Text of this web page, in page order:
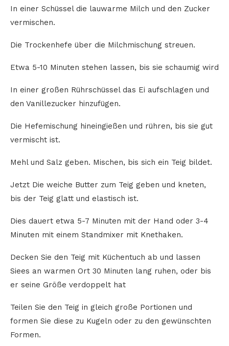
In einer Schüssel die lauwarme Milch und den Zucker
vermischen.
Die Trockenhefe über die Milchmischung streuen.
Etwa 5-10 Minuten stehen lassen, bis sie schaumig wird
In einer großen Rührschüssel das Ei aufschlagen und
den Vanillezucker hinzufügen.
Die Hefemischung hineingießen und rühren, bis sie gut
vermischt ist.
Mehl und Salz geben. Mischen, bis sich ein Teig bildet.
Jetzt Die weiche Butter zum Teig geben und kneten,
bis der Teig glatt und elastisch ist.
Dies dauert etwa 5-7 Minuten mit der Hand oder 3-4
Minuten mit einem Standmixer mit Knethaken.
Decken Sie den Teig mit Küchentuch ab und lassen
Siees an warmen Ort 30 Minuten lang ruhen, oder bis
er seine Größe verdoppelt hat
Teilen Sie den Teig in gleich große Portionen und
formen Sie diese zu Kugeln oder zu den gewünschten
Formen.